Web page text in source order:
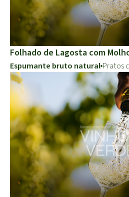
Folhado de Lagosta com
Espumante bruto natural Pratos